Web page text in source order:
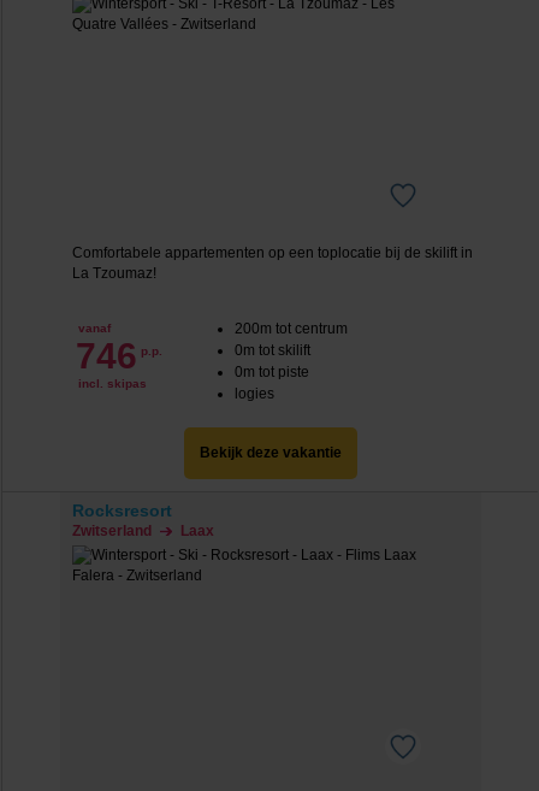
Comfortabele appartementen op een toplocatie bij de skilift in
La Tzoumaz!
vanaf
746 p.p.
incl. skipas
200m tot centrum
0m tot skilift
0m tot piste
logies
Bekijk deze vakantie
Rocksresort
Zwitserland Laax